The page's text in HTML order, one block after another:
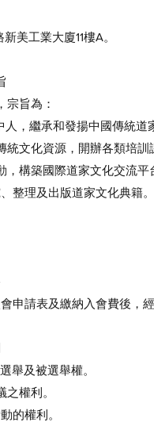
美工業大廈11樓A。
宗旨為：
，繼承和發揚中國傳統道
文化資源，開辦各類培訓
構築國際道家文化交流平
整理及出版道家文化典籍。
請表及繳納入會費後，
舉及被選舉權。
權利。
的權利。